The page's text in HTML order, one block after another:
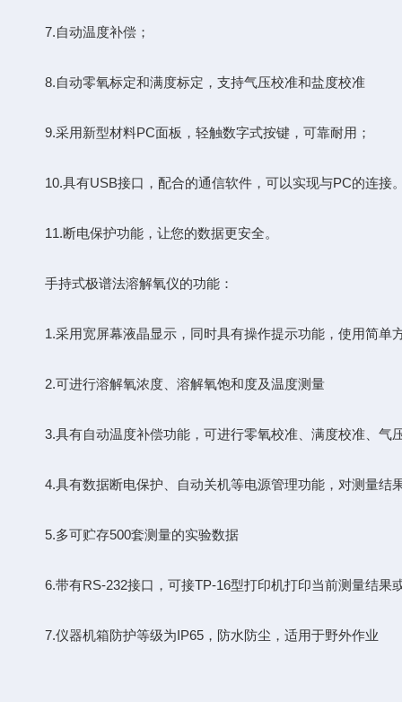
7.自动温度补偿；
8.自动零氧标定和满度标定，支持气压校准和盐度校准
9.采用新型材料PC面板，轻触数字式按键，可靠耐用；
10.具有USB接口，配合的通信软件，可以实现与PC的连接。
11.断电保护功能，让您的数据更安全。
手持式极谱法溶解氧仪的功能：
1.采用宽屏幕液晶显示，同时具有操作提示功能，使用简单
2.可进行溶解氧浓度、溶解氧饱和度及温度测量
3.具有自动温度补偿功能，可进行零氧校准、满度校准、气
4.具有数据断电保护、自动关机等电源管理功能，对测量结
5.多可贮存500套测量的实验数据
6.带有RS-232接口，可接TP-16型打印机打印当前测量结果
7.仪器机箱防护等级为IP65，防水防尘，适用于野外作业